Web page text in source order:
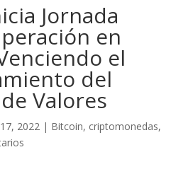
Jornada
en
el
del
Valores
2022| Bitcoin, criptomonedas,